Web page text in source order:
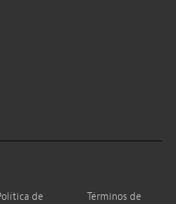
de Términos de